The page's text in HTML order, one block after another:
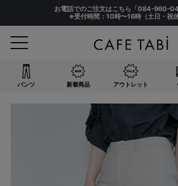
お電話でのご注文はこちら「084-960-
※受付時間：10時〜16時（土日・祝休
パンツ 新着商品 アウトレット